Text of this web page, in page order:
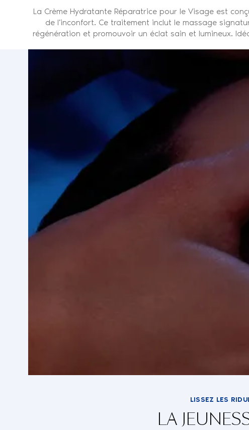
La Crème Hydratante Réparatrice pour le Visage est
de l'inconfort. Ce traitement inclut le massage
régénération et promouvoir un éclat sain et lumineux.
LISSEZ LES
LA